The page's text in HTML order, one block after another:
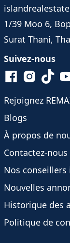
1/39 Moo 6,
Surat Thani,
Suivez-nous
Rejoignez
Blogs
À propos de
Contactez-nous
Nos
Nouvelles
Historique des
Politique de